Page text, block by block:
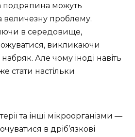
подряпина можуть
величезну проблему.
в середовище,
викликаючи
Але чому іноді навіть
стати настільки
та інші мікроорганізми —
в дріб’язкові